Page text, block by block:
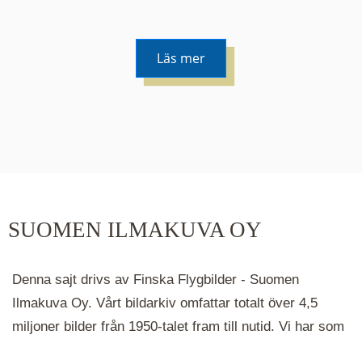
Läs mer
hålla ned ctrl-tangenten och scrolla.
SUOMEN ILMAKUVA OY
Denna sajt drivs av Finska Flygbilder - Suomen
Ilmakuva Oy. Vårt bildarkiv omfattar totalt över 4,5
miljoner bilder från 1950-talet fram till nutid. Vi har som